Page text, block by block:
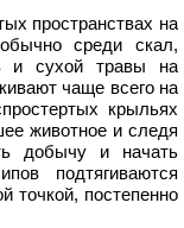
пространствах на
среди скал,
и сухой травы на
чаще всего на
крыльях
животное и следя
добычу и начать
подтягиваются
точкой, постепенно